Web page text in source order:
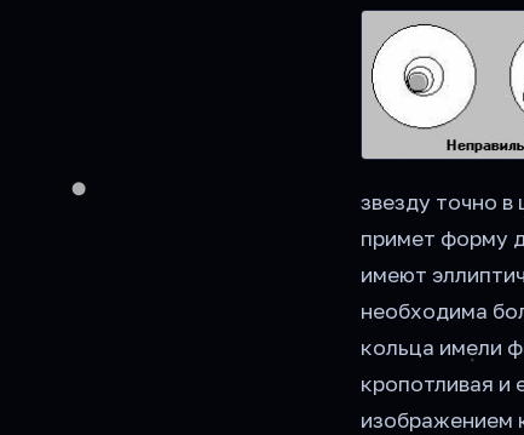
звезду точно
примет форму
имеют
необходима
кольца имели
кропотливая и
изображением